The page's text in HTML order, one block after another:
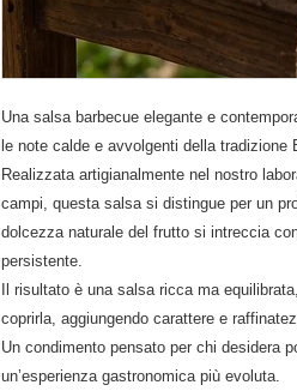
Una salsa barbecue elegante e
le note calde e avvolgenti della tradizione
Realizzata artigianalmente nel nostro
campi, questa salsa si distingue per un
dolcezza naturale del frutto si intreccia
persistente.
Il risultato è una salsa ricca ma
coprirla, aggiungendo carattere e
Un condimento pensato per chi desidera
un’esperienza gastronomica più evoluta.